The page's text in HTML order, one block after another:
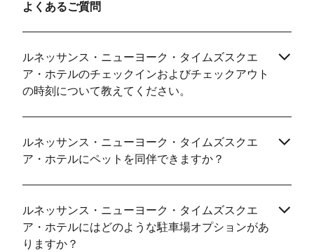
よくあるご質問
ルネッサンス・ニューヨーク・タイムズスクエ
ア・ホテルのチェックインおよびチェックアウト
の時刻について教えてください。
ルネッサンス・ニューヨーク・タイムズスクエ
ア・ホテルにペットを同伴できますか？
ルネッサンス・ニューヨーク・タイムズスクエ
ア・ホテルにはどのような駐車場オプションがあ
りますか？